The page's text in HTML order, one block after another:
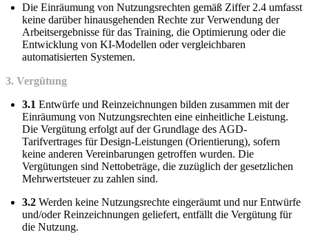
Die Einräumung von Nutzungsrechten gemäß Ziffer 2.4 umfasst
keine darüber hinausgehenden Rechte zur Verwendung der
Arbeitsergebnisse für das Training, die Optimierung oder die
Entwicklung von KI-Modellen oder vergleichbaren
automatisierten Systemen.
3. Vergütung
3.1 Entwürfe und Reinzeichnungen bilden zusammen mit der
Einräumung von Nutzungsrechten eine einheitliche Leistung.
Die Vergütung erfolgt auf der Grundlage des AGD-
Tarifvertrages für Design-Leistungen (Orientierung), sofern
keine anderen Vereinbarungen getroffen wurden. Die
Vergütungen sind Nettobeträge, die zuzüglich der gesetzlichen
Mehrwertsteuer zu zahlen sind.
3.2 Werden keine Nutzungsrechte eingeräumt und nur Entwürfe
und/oder Reinzeichnungen geliefert, entfällt die Vergütung für
die Nutzung.